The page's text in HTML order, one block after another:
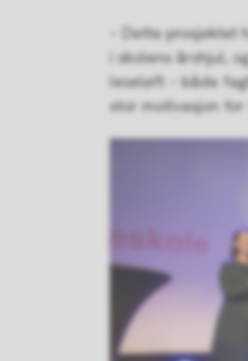
– Dette
i skolens årshjul,
leseløft – både
stor motivasjon